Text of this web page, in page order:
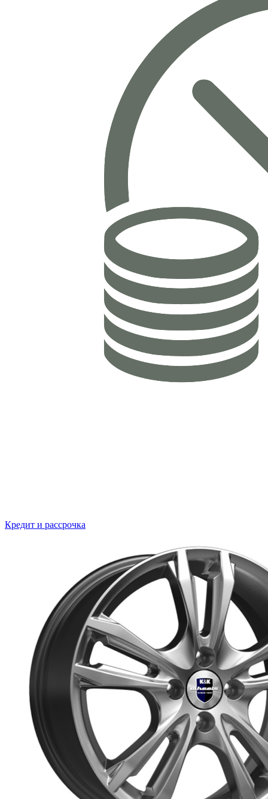
Кредит и рассрочка